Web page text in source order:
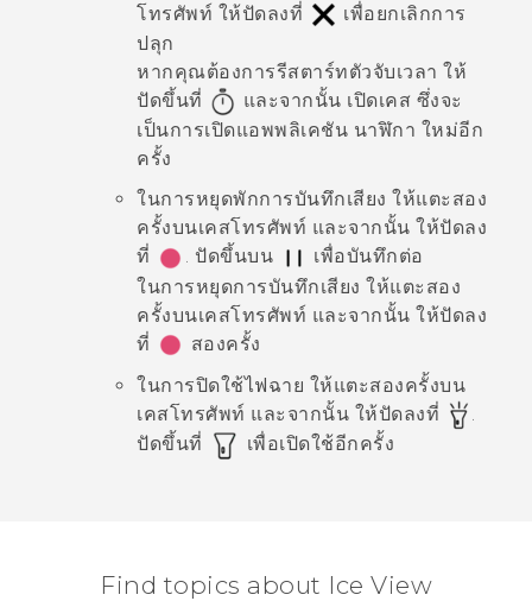
โทรศัพท์ ให้ปัดลงที่
เพื่อยกเลิกการ
ปลุก
หากคุณต้องการรีสตาร์ทตัวจับเวลา ให้
ปัดขึ้นที่
และจากนั้น เปิดเคส ซึ่งจะ
เป็นการเปิดแอพพลิเคชัน นาฬิกา ใหม่อีก
ครั้ง
ในการหยุดพักการบันทึกเสียง ให้แตะสอง
ครั้งบนเคสโทรศัพท์ และจากนั้น ให้ปัดลง
ที่
. ปัดขึ้นบน
เพื่อบันทึกต่อ
ในการหยุดการบันทึกเสียง ให้แตะสอง
ครั้งบนเคสโทรศัพท์ และจากนั้น ให้ปัดลง
ที่
สองครั้ง
ในการปิดใช้ไฟฉาย ให้แตะสองครั้งบน
เคสโทรศัพท์ และจากนั้น ให้ปัดลงที่
.
ปัดขึ้นที่
เพื่อเปิดใช้อีกครั้ง
Find topics about Ice View